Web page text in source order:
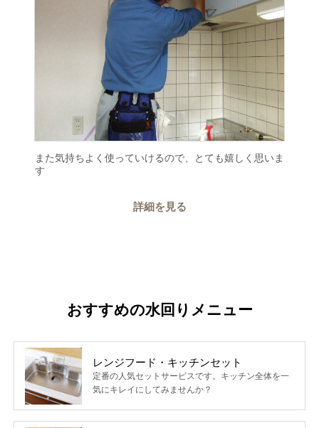
また気持ちよく使っていけるので、とても嬉しく思いま
す
詳細を見る
おすすめの水回りメニュー
レンジフード・キッチンセット
定番の人気セットサービスです。キッチン全体を一
気にキレイにしてみませんか？